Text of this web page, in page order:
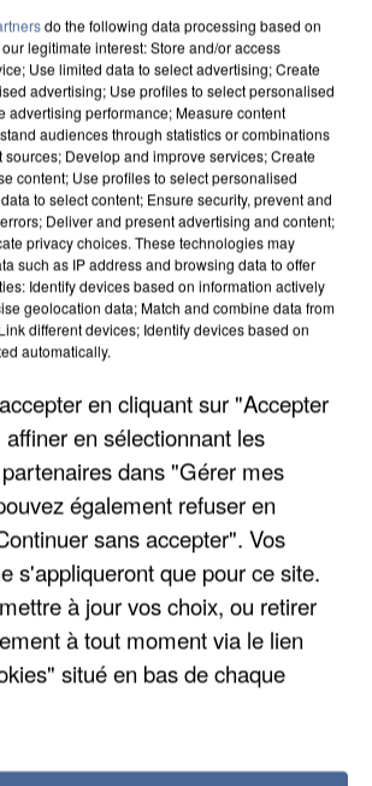
SONT...
do the following data processing based on
legitimate interest: Store and/or access
Use limited data to select advertising; Create
advertising; Use profiles to select personalised
advertising performance; Measure content
audiences through statistics or combinations
sources; Develop and improve services; Create
content; Use profiles to select personalised
to select content; Ensure security, prevent and
Deliver and present advertising and content;
privacy choices. These technologies may
such as IP address and browsing data to offer
Identify devices based on information actively
geolocation data; Match and combine data from
different devices; Identify devices based on
automatically.
en cliquant sur "Accepter
en sélectionnant les
dans "Gérer mes
également refuser en
sans accepter". Vos
s'appliqueront que pour ce site.
à jour vos choix, ou retirer
à tout moment via le lien
situé en bas de chaque